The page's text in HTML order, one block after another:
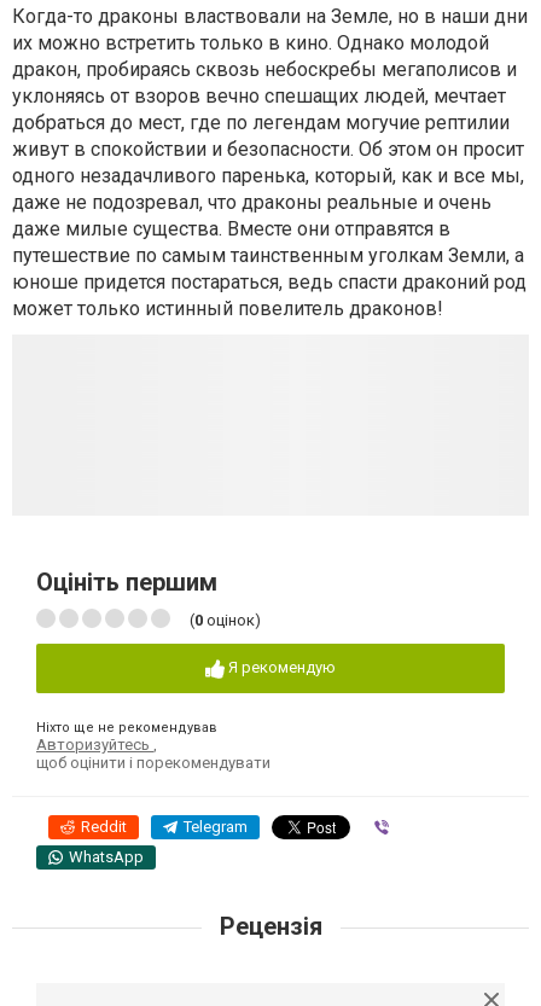
Когда-то драконы властвовали на Земле, но в наши дни
их можно встретить только в кино. Однако молодой
дракон, пробираясь сквозь небоскребы мегаполисов и
уклоняясь от взоров вечно спешащих людей, мечтает
добраться до мест, где по легендам могучие рептилии
живут в спокойствии и безопасности. Об этом он просит
одного незадачливого паренька, который, как и все мы,
даже не подозревал, что драконы реальные и очень
даже милые существа. Вместе они отправятся в
путешествие по самым таинственным уголкам Земли, а
юноше придется постараться, ведь спасти драконий род
может только истинный повелитель драконов!
Оцініть першим
(0 оцінок)
Я рекомендую
Ніхто ще не рекомендував
Авторизуйтесь ,
щоб оцінити і порекомендувати
Reddit Telegram
WhatsApp
Рецензія